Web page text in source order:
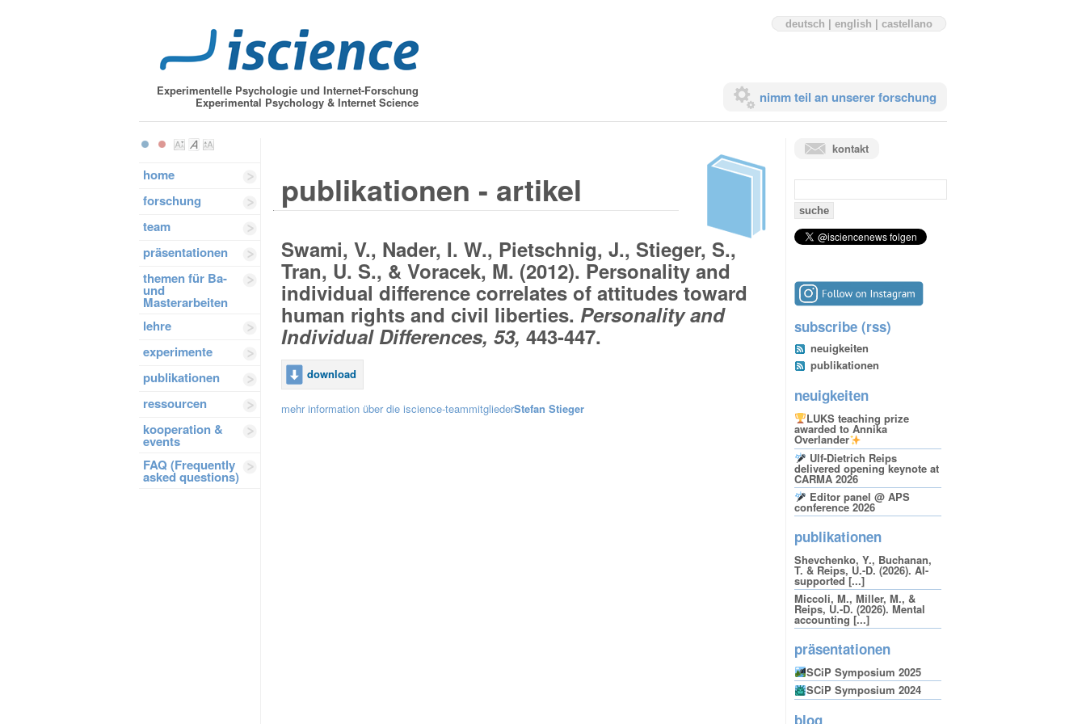
Experimentelle Psychologie und Internet-Forschung
Experimental Psychology & Internet Science
deutsch english castellano
nimm teil an unserer forschung
home
forschung
team
präsentationen
themen für Ba-
und
Masterarbeiten
lehre
experimente
publikationen
ressourcen
kooperation &
events
FAQ (Frequently
asked questions)
publikationen - artikel
Swami, V., Nader, I. W., Pietschnig, J., Stieger, S.,
Tran, U. S., & Voracek, M. (2012). Personality and
individual difference correlates of attitudes toward
human rights and civil liberties. Personality and
Individual Differences, 53, 443-447.
download
mehr information über die iscience-teammitgliederStefan Stieger
kontakt
suchen
nach:
subscribe (rss)
neuigkeiten
publikationen
neuigkeiten
LUKS teaching prize
awarded to Annika
Overlander
Ulf-Dietrich Reips
delivered opening keynote at
CARMA 2026
Editor panel @ APS
conference 2026
publikationen
Shevchenko, Y., Buchanan,
T. & Reips, U.-D. (2026). AI-
supported [...]
Miccoli, M., Miller, M., &
Reips, U.-D. (2026). Mental
accounting [...]
präsentationen
SCiP Symposium 2025
SCiP Symposium 2024
blog